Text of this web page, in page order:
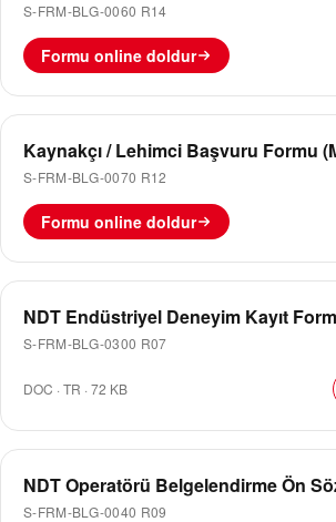
S-FRM-BLG-0060 R14
Formu online doldur
Kaynakçı / Lehimci Başvuru Formu
S-FRM-BLG-0070 R12
Formu online doldur
NDT Endüstriyel Deneyim Kayıt
S-FRM-BLG-0300 R07
DOC · TR · 72 KB
NDT Operatörü Belgelendirme Ön
S-FRM-BLG-0040 R09